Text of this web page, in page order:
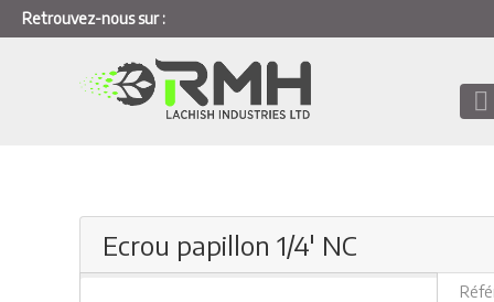
Retrouvez-nous sur :
Ecrou papillon 1/4' NC